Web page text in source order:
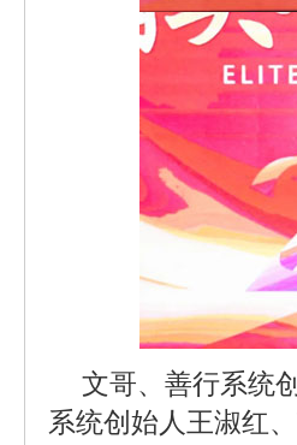
文哥、善行系统
系统创始人王淑红